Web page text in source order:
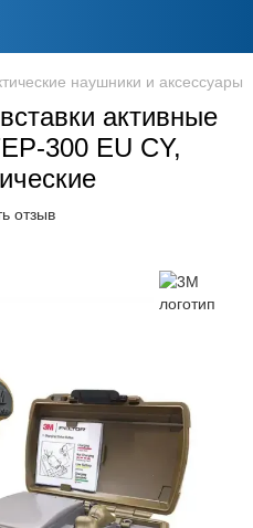
наушники и аксессуары
активные
300 EU CY,
отзыв